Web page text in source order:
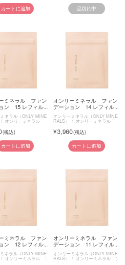
カートに追加 品切れ中
ミネラル ファン
ン 15 レフィル...
ネラル（ONLY MINE
オンリーミネラル フ
ョン
カートに追加
オンリーミネラル ファン
デーション 14 レフィル...
オンリーミネラル（ONLY MINE
RALS） オンリーミネラル フ
ァンデーション
3,960
カートに追加
ミネラル ファン
ン 12 レフィル...
ネラル（ONLY MINE
オンリーミネラル フ
オンリーミネラル ファン
デーション 11 レフィル...
オンリーミネラル（ONLY MINE
RALS） オンリーミネラル フ